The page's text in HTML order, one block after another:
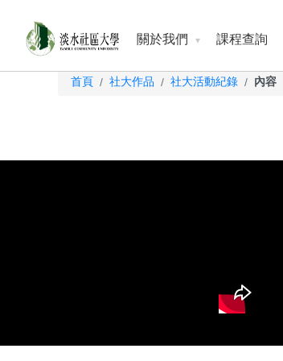
關於我們 課程查詢
首頁 / 社大作品 / 社大活動紀錄 / 內容